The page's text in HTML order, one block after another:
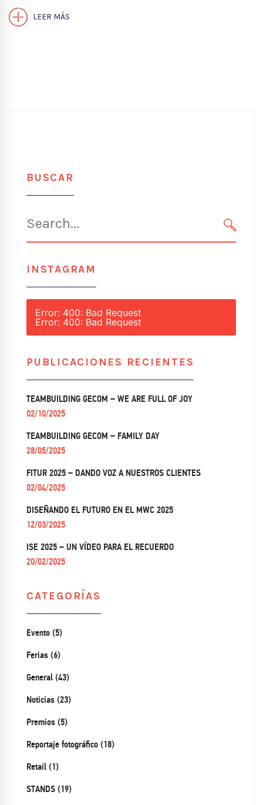
LEER MÁS
BUSCAR
for:
INSTAGRAM
Error: 400: Bad Request
Error: 400: Bad Request
PUBLICACIONES RECIENTES
TEAMBUILDING GECOM – WE ARE FULL OF JOY
02/10/2025
TEAMBUILDING GECOM – FAMILY DAY
28/05/2025
FITUR 2025 – DANDO VOZ A NUESTROS CLIENTES
02/04/2025
DISEÑANDO EL FUTURO EN EL MWC 2025
12/03/2025
ISE 2025 – UN VÍDEO PARA EL RECUERDO
20/02/2025
CATEGORÍAS
Evento (5)
Ferias (6)
General (43)
Noticias (23)
Premios (5)
Reportaje fotográfico (18)
Retail (1)
STANDS (19)